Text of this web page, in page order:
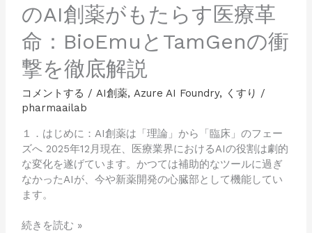
のAI創薬がもたらす医療革
命：BioEmuとTamGenの衝
撃を徹底解説
コメントする / AI創薬, Azure AI Foundry, くすり /
pharmaailab
１．はじめに：AI創薬は「理論」から「臨床」のフェー
ズへ 2025年12月現在、医療業界におけるAIの役割は劇的
な変化を遂げています。かつては補助的なツールに過ぎ
なかったAIが、今や新薬開発の心臓部として機能してい
ます。
療
革
命：
BioEmu
と
TamGen
の
撃
を
徹
底
解
続きを読む »